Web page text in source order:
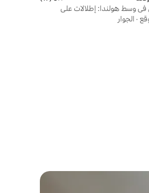
وسط هولندا: إطلالات على
كينج
· الجوار